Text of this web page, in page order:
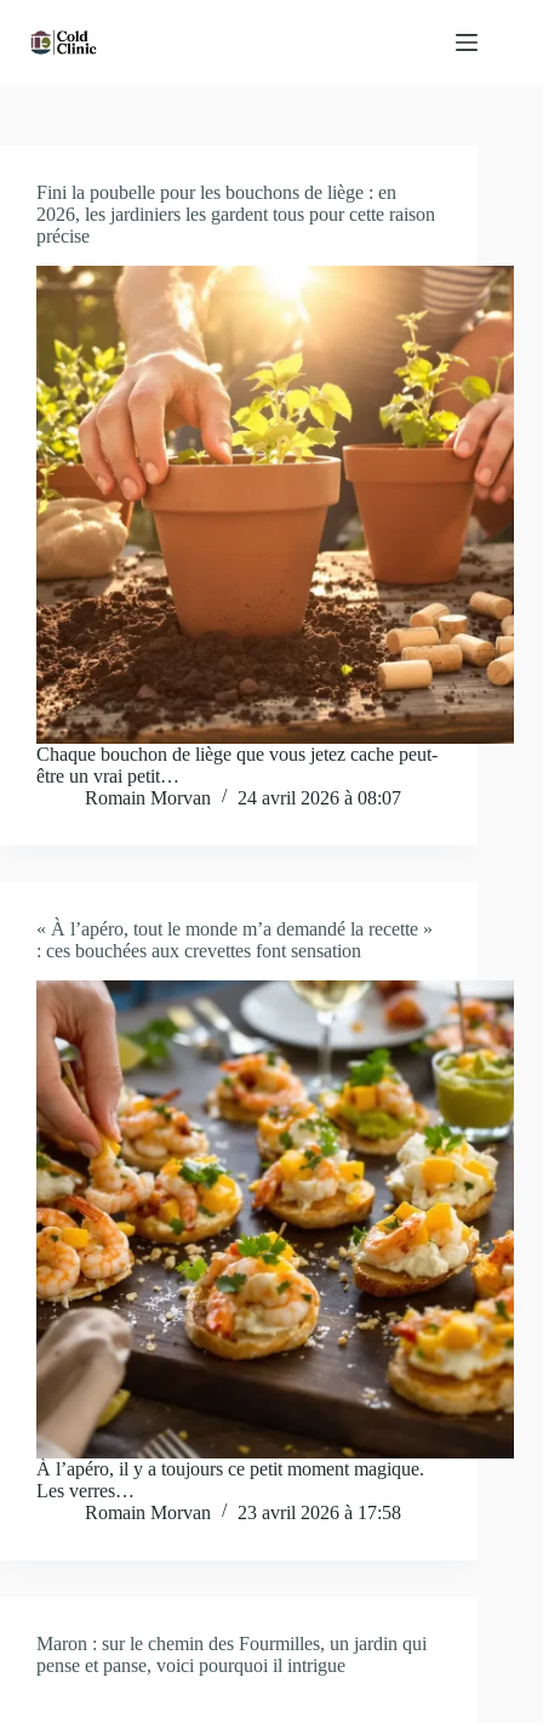
contenu
Fini la poubelle pour les bouchons de liège : en
2026, les jardiniers les gardent tous pour cette raison
précise
Chaque bouchon de liège que vous jetez cache peut-
être un vrai petit…
Romain Morvan
24 avril 2026 à 08:07
« À l’apéro, tout le monde m’a demandé la recette »
: ces bouchées aux crevettes font sensation
À l’apéro, il y a toujours ce petit moment magique.
Les verres…
Romain Morvan
23 avril 2026 à 17:58
Maron : sur le chemin des Fourmilles, un jardin qui
pense et panse, voici pourquoi il intrigue